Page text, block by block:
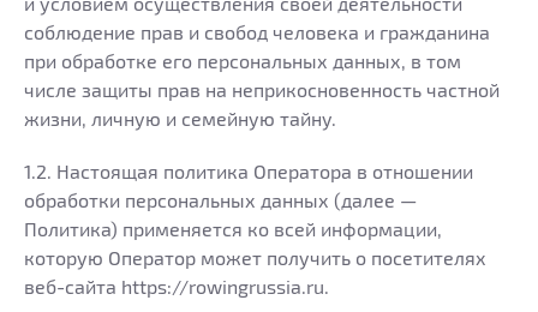
соблюдение прав и свобод человека и гражданина
при обработке его персональных данных, в том
числе защиты прав на неприкосновенность частной
жизни, личную и семейную тайну.
1.2. Настоящая политика Оператора в отношении
обработки персональных данных (далее —
Политика) применяется ко всей информации,
которую Оператор может получить о посетителях
веб-сайта https://rowingrussia.ru.